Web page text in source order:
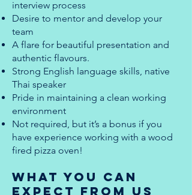
interview process
Desire to mentor and develop your
team
A flare for beautiful presentation and
authentic flavours.
Strong English language skills, native
Thai speaker
Pride in maintaining a clean working
environment
Not required, but it’s a bonus if you
have experience working with a wood
fired pizza oven!
What you can
expect from us